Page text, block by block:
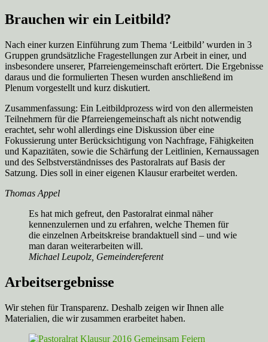
Brauchen wir ein Leitbild?
Nach einer kurzen Einführung zum Thema ‘Leitbild’ wurden in 3
Gruppen grundsätzliche Fragestellungen zur Arbeit in einer, und
insbesondere unserer, Pfarreiengemeinschaft erörtert. Die Ergebnisse
daraus und die formulierten Thesen wurden anschließend im
Plenum vorgestellt und kurz diskutiert.
Zusammenfassung: Ein Leitbildprozess wird von den allermeisten
Teilnehmern für die Pfarreiengemeinschaft als nicht notwendig
erachtet, sehr wohl allerdings eine Diskussion über eine
Fokussierung unter Berücksichtigung von Nachfrage, Fähigkeiten
und Kapazitäten, sowie die Schärfung der Leitlinien, Kernaussagen
und des Selbstverständnisses des Pastoralrats auf Basis der
Satzung. Dies soll in einer eigenen Klausur erarbeitet werden.
Thomas Appel
Es hat mich gefreut, den Pastoralrat einmal näher
kennenzulernen und zu erfahren, welche Themen für
die einzelnen Arbeitskreise brandaktuell sind – und wie
man daran weiterarbeiten will.
Michael Leupolz, Gemeindereferent
Arbeitsergebnisse
Wir stehen für Transparenz. Deshalb zeigen wir Ihnen alle
Materialien, die wir zusammen erarbeitet haben.